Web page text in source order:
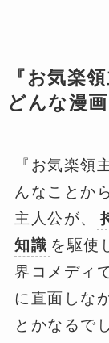
『お気楽
どんな漫画
『お気楽領
んなことか
主人公が、
知識 を駆使
界コメディ
に直面しな
とかなるで